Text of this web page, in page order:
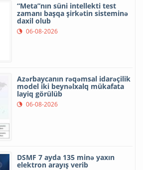
“Meta”nın süni intellekti test
zamanı başqa şirkətin sisteminə
daxil olub
06-08-2026
Azərbaycanın rəqəmsal idarəçilik
model iki beynəlxalq mükafata
layiq görülüb
06-08-2026
DSMF 7 ayda 135 minə yaxın
elektron arayış verib